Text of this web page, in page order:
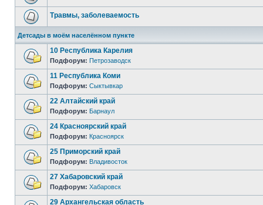
Травмы, заболеваемость
Детсады в моём населённом пункте
10 Республика Карелия
Подфорум: Петрозаводск
11 Республика Коми
Подфорум: Сыктывкар
22 Алтайский край
Подфорум: Барнаул
24 Красноярский край
Подфорум: Красноярск
25 Приморский край
Подфорум: Владивосток
27 Хабаровский край
Подфорум: Хабаровск
29 Архангельская область